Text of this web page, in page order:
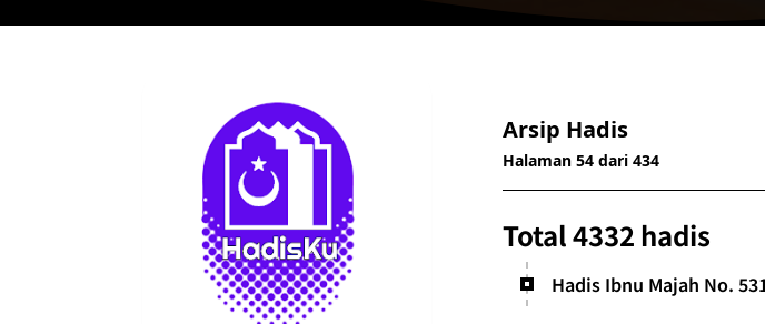
Arsip Hadis
Halaman 54 dari 434
Total 4332 hadis
Hadis Ibnu Majah No.